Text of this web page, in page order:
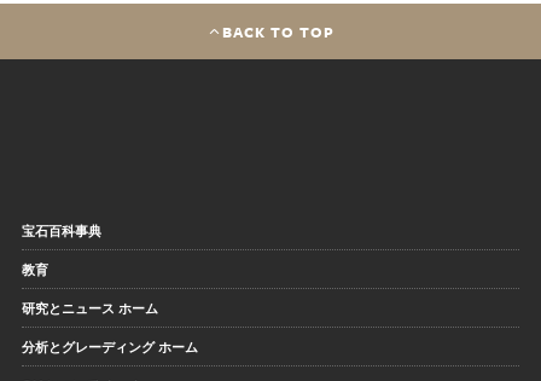
BACK TO TOP
宝石百科事典
教育
研究とニュース ホーム
分析とグレーディング ホーム